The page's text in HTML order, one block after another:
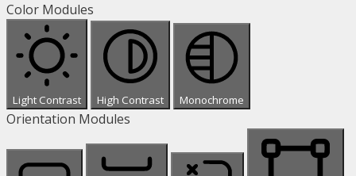
Color Modules
Light Contrast High Contrast Monochrome
Orientation Modules